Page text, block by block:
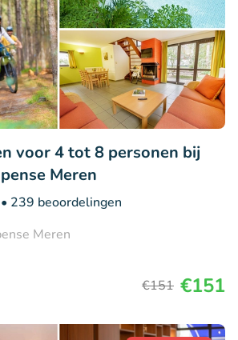
voor 4 tot 8 personen bij
Meren
• 239 beoordelingen
Meren
€151 €151